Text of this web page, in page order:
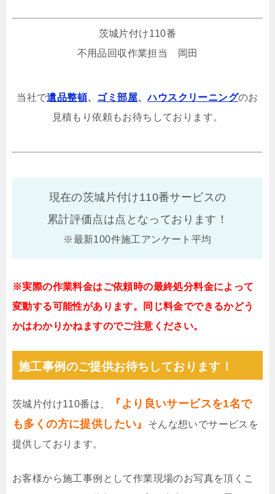
茨城片付け110番
不用品回収作業担当 岡田
当社で遺品整頓、 ゴミ部屋、ハウスクリーニングのお
見積もり依頼もお待ちしております。
現在の茨城片付け110番サービスの
累計評価点は点となっております！
※最新100件施工アンケート平均
※実際の作業料金はご依頼時の最終処分料金によって
変動する可能性があります。同じ料金でできるかどう
かはわかりかねますのでご注意ください。
施工事例のご提供お待ちしております！
茨城片付け110番は、
『より良いサービスを1名で
も多くの方に提供したい』
そんな想いでサービスを
提供しております。
お客様から施工事例として作業現場のお写真を頂くこ